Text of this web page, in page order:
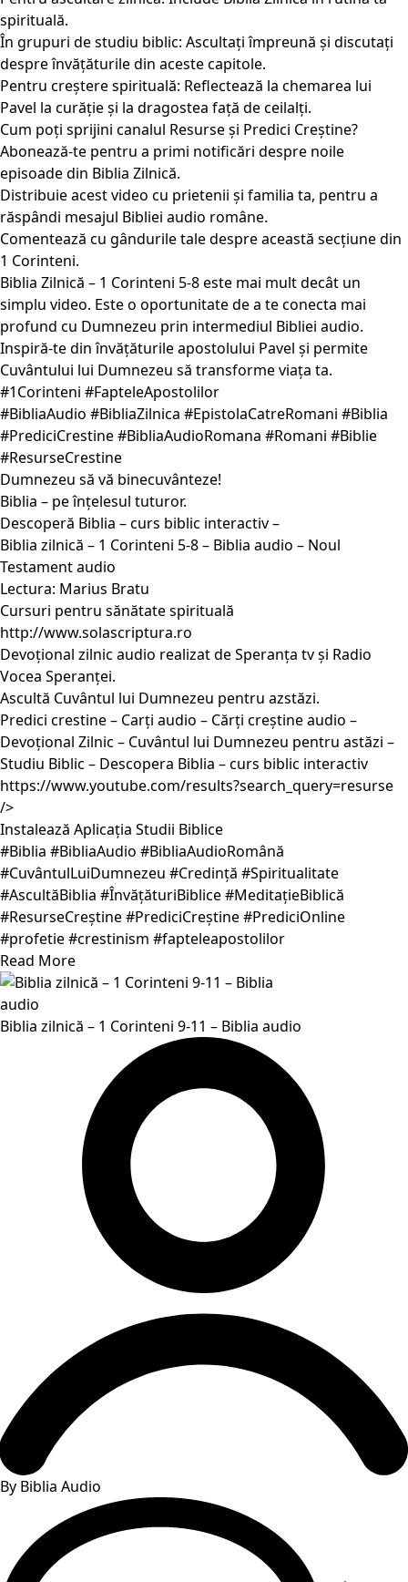
spirituală.
În grupuri de studiu biblic: Ascultați împreună și discutați
despre învățăturile din aceste capitole.
Pentru creștere spirituală: Reflectează la chemarea lui
Pavel la curăție și la dragostea față de ceilalți.
Cum poți sprijini canalul Resurse și Predici Creștine?
Abonează-te pentru a primi notificări despre noile
episoade din Biblia Zilnică.
Distribuie acest video cu prietenii și familia ta, pentru a
răspândi mesajul Bibliei audio române.
Comentează cu gândurile tale despre această secțiune din
1 Corinteni.
Biblia Zilnică – 1 Corinteni 5-8 este mai mult decât un
simplu video. Este o oportunitate de a te conecta mai
profund cu Dumnezeu prin intermediul Bibliei audio.
Inspiră-te din învățăturile apostolului Pavel și permite
Cuvântului lui Dumnezeu să transforme viața ta.
#1Corinteni #FapteleApostolilor
#BibliaAudio #BibliaZilnica #EpistolaCatreRomani #Biblia
#PrediciCrestine #BibliaAudioRomana #Romani #Biblie
#ResurseCrestine
Dumnezeu să vă binecuvânteze!
Biblia – pe înțelesul tuturor.
Descoperă Biblia – curs biblic interactiv –
Biblia zilnică – 1 Corinteni 5-8 – Biblia audio – Noul
Testament audio
Lectura: Marius Bratu
Cursuri pentru sănătate spirituală
http://www.solascriptura.ro
Devoțional zilnic audio realizat de Speranța tv și Radio
Vocea Speranței.
Ascultă Cuvântul lui Dumnezeu pentru azstăzi.
Predici crestine – Carți audio – Cărți creștine audio –
Devoțional Zilnic – Cuvântul lui Dumnezeu pentru astăzi –
Studiu Biblic – Descopera Biblia – curs biblic interactiv
https://www.youtube.com/results?search_query=resurse
/>
Instalează Aplicația Studii Biblice
#Biblia #BibliaAudio #BibliaAudioRomână
#CuvântulLuiDumnezeu #Credință #Spiritualitate
#AscultăBiblia #ÎnvățăturiBiblice #MeditațieBiblică
#ResurseCreștine #PrediciCreștine #PrediciOnline
#profetie #crestinism #fapteleapostolilor
Read More
Biblia zilnică – 1 Corinteni 9-11 – Biblia audio
By Biblia Audio